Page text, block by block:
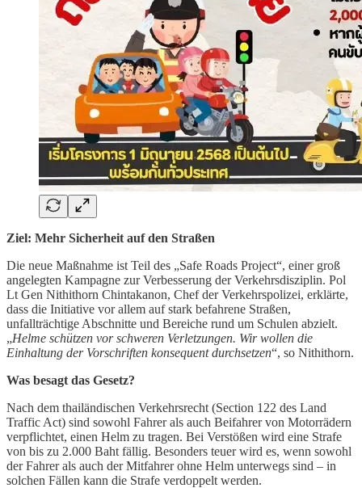
Ziel: Mehr Sicherheit auf den Straßen
Die neue Maßnahme ist Teil des „Safe Roads Project“, einer groß
angelegten Kampagne zur Verbesserung der Verkehrsdisziplin. Pol
Lt Gen Nithithorn Chintakanon, Chef der Verkehrspolizei, erklärte,
dass die Initiative vor allem auf stark befahrene Straßen,
unfallträchtige Abschnitte und Bereiche rund um Schulen abzielt.
„Helme schützen vor schweren Verletzungen. Wir wollen die
Einhaltung der Vorschriften konsequent durchsetzen“, so Nithithorn.
Was besagt das Gesetz?
Nach dem thailändischen Verkehrsrecht (Section 122 des Land
Traffic Act) sind sowohl Fahrer als auch Beifahrer von Motorrädern
verpflichtet, einen Helm zu tragen. Bei Verstößen wird eine Strafe
von bis zu 2.000 Baht fällig. Besonders teuer wird es, wenn sowohl
der Fahrer als auch der Mitfahrer ohne Helm unterwegs sind – in
solchen Fällen kann die Strafe verdoppelt werden.